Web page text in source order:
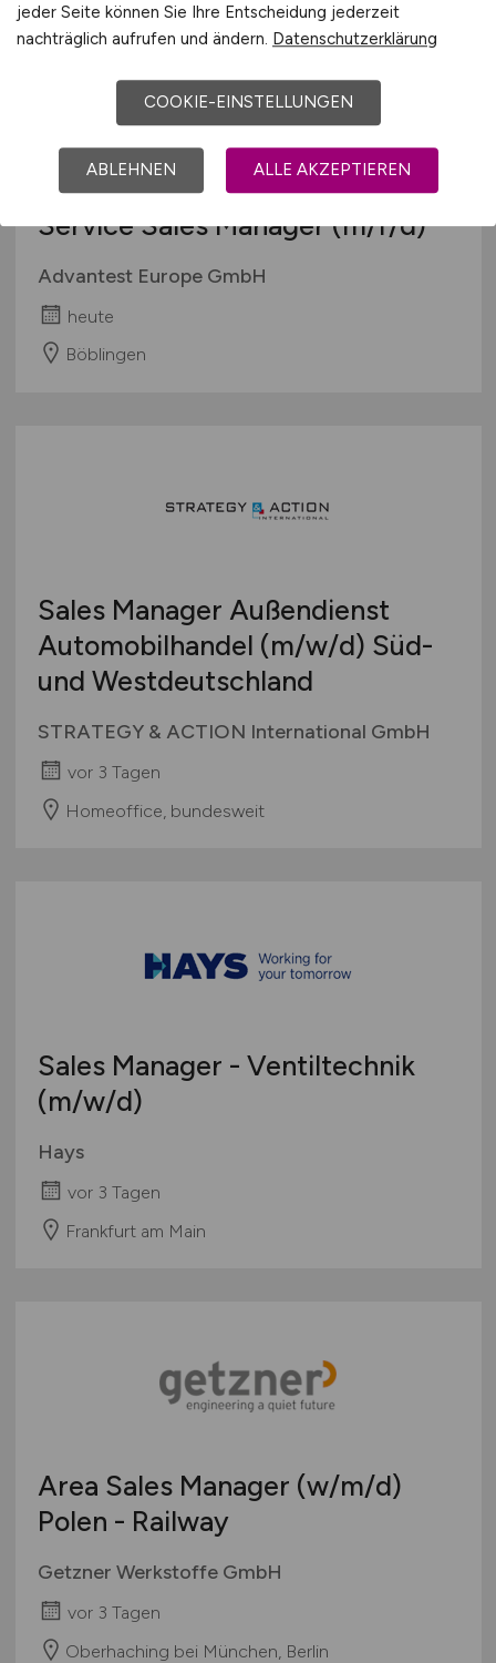
Service Sales Manager(m/f/d)
Advantest Europe GmbH
heute
Böblingen
Sales Manager Außendienst
Automobilhandel (m/w/d) Süd-
und Westdeutschland
STRATEGY & ACTION International GmbH
vor 3 Tagen
Homeoffice, bundesweit
Sales Manager - Ventiltechnik
(m/w/d)
Hays
vor 3 Tagen
Frankfurt am Main
Area Sales Manager (w/m/d)
Polen - Railway
Getzner Werkstoffe GmbH
vor 3 Tagen
Oberhaching bei München, Berlin
jeder Seite können Sie Ihre Entscheidung jederzeit
nachträglich aufrufen und ändern. Datenschutzerklärung
COOKIE-EINSTELLUNGEN
ABLEHNEN ALLE AKZEPTIEREN